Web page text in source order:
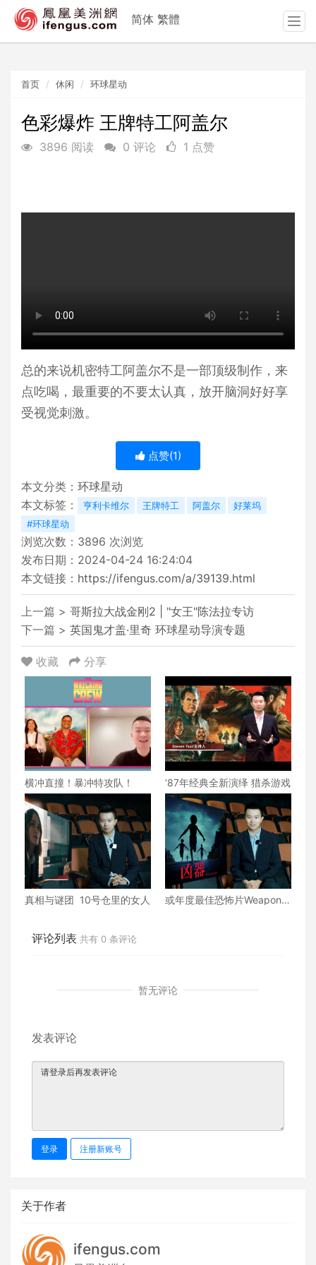
首页 休闲 环球星动
色彩爆炸 王牌特工阿盖尔
3896 阅读 0 评论 1 点赞
总的来说机密特工阿盖尔不是一部顶级制作，来
点吃喝，最重要的不要太认真，放开脑洞好好享
受视觉刺激。
点赞(1)
本文分类： 环球星动
本文标签：
亨利卡维尔 王牌特工 阿盖尔
好莱坞
#环球星动
浏览次数： 3896 次浏览
发布日期：2024-04-24 16:24:04
本文链接： https://ifengus.com/a/39139.html
上一篇 > 哥斯拉大战金刚2 | "女王"陈法拉专访
下一篇 > 英国鬼才盖·里奇 环球星动导演专题
收藏 分享
横冲直撞！暴冲特攻队！ ‘87年经典全新演绎 猎杀游戏
真相与谜团 10号仓里的女人
或年度最佳恐怖片Weapons
评论列表 共有 0 条评论
暂无评论
发表评论
登录 注册新账号
关于作者
ifengus.com
简体 繁體
T
o
t